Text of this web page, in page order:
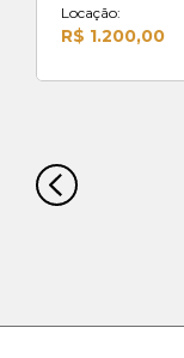
Locação:
R$ 1.200,00